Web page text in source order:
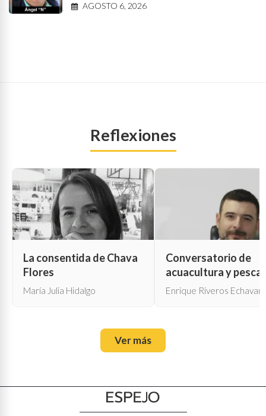
AGOSTO 6, 2026
Reflexiones
La consentida de Chava
Flores
María Julia Hidalgo
Conversatorio de
acuacultura y pesca
Enrique Riveros
Ver más